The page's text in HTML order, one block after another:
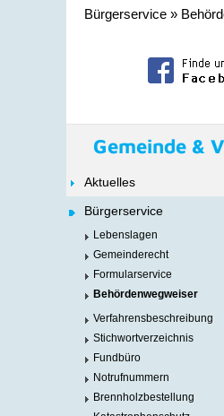
Bürgerservice »
Gemeinde &
Aktuelles
Bürgerservice
Lebenslagen
Gemeinderecht
Formularservice
Behördenwegweiser
Verfahrensbeschreibung
Stichwortverzeichnis
Fundbüro
Notrufnummern
Brennholzbestellung